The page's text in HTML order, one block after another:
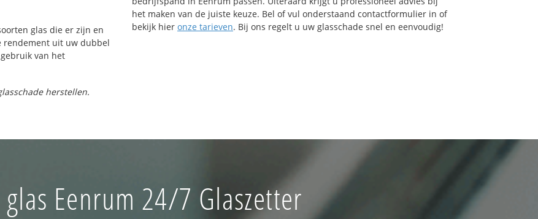
glas die er zijn en
rendement uit uw dubbel
van het
herstellen.
het maken van de juiste keuze. Bel of vul onderstaand contactformulier in of
bekijk hier onze tarieven. Bij ons regelt u uw glasschade snel en eenvoudig!
Eenrum 24/7 Glaszetter